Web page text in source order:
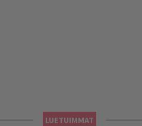
LUETUIMMAT